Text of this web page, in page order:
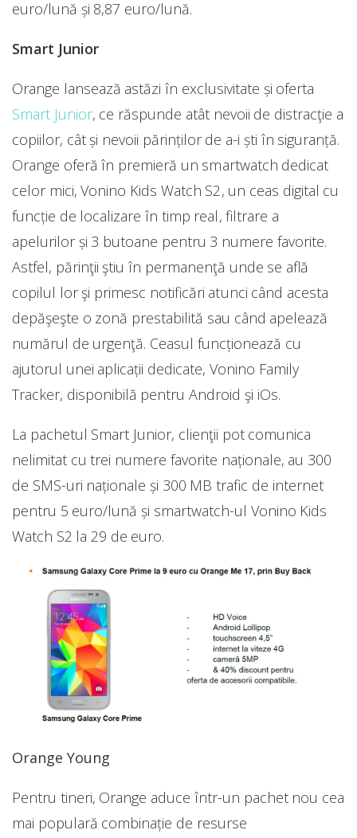
euro/lună și 8,87 euro/lună.
Smart Junior
Orange lansează astăzi în exclusivitate și oferta
Smart Junior, ce răspunde atât nevoii de distracţie a
copiilor, cât și nevoii părinților de a-i ști în siguranță.
Orange oferă în premieră un smartwatch dedicat
celor mici, Vonino Kids Watch S2, un ceas digital cu
funcție de localizare în timp real, filtrare a
apelurilor și 3 butoane pentru 3 numere favorite.
Astfel, părinţii ştiu în permanenţă unde se află
copilul lor şi primesc notificări atunci când acesta
depăşeşte o zonă prestabilită sau când apelează
numărul de urgenţă. Ceasul funcționează cu
ajutorul unei aplicații dedicate, Vonino Family
Tracker, disponibilă pentru Android şi iOs.
La pachetul Smart Junior, clienţii pot comunica
nelimitat cu trei numere favorite naționale, au 300
de SMS-uri naționale și 300 MB trafic de internet
pentru 5 euro/lună și smartwatch-ul Vonino Kids
Watch S2 la 29 de euro.
Orange Young
Pentru tineri, Orange aduce într-un pachet nou cea
mai populară combinație de resurse